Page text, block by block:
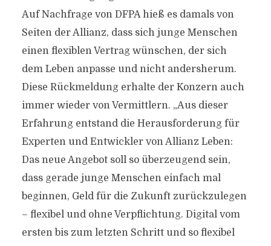
Auf Nachfrage von DFPA hieß es damals von
Seiten der Allianz, dass sich junge Menschen
einen flexiblen Vertrag wünschen, der sich
dem Leben anpasse und nicht andersherum.
Diese Rückmeldung erhalte der Konzern auch
immer wieder von Vermittlern. „Aus dieser
Erfahrung entstand die Herausforderung für
Experten und Entwickler von Allianz Leben:
Das neue Angebot soll so überzeugend sein,
dass gerade junge Menschen einfach mal
beginnen, Geld für die Zukunft zurückzulegen
– flexibel und ohne Verpflichtung. Digital vom
ersten bis zum letzten Schritt und so flexibel